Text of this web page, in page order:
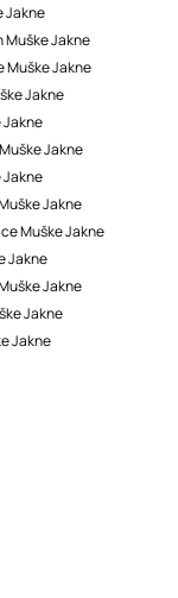
Jakne
Muške Jakne
Muške Jakne
Jakne
Jakne
Jakne
Jakne
Jakne
Muške Jakne
Jakne
Jakne
Jakne
Jakne